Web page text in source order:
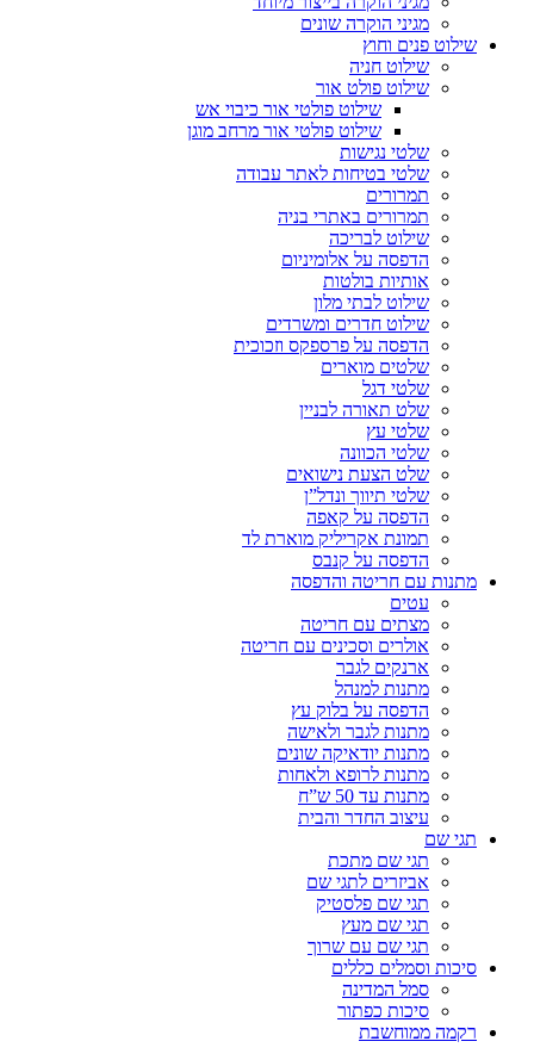
מגיני הוקרה שונים
שילוט פנים וחוץ
שילוט חניה
שילוט פולט אור
שילוט פולטי אור כיבוי אש
שילוט פולטי אור מרחב מוגן
שלטי נגישות
שלטי בטיחות לאתר עבודה
תמרורים
תמרורים באתרי בניה
שילוט לבריכה
הדפסה על אלומיניום
אותיות בולטות
שילוט לבתי מלון
שילוט חדרים ומשרדים
הדפסה על פרספקס וזכוכית
שלטים מוארים
שלטי דגל
שלט תאורה לבניין
שלטי עץ
שלטי הכוונה
שלט הצעת נישואים
שלטי תיווך ונדל”ן
הדפסה על קאפה
תמונת אקריליק מוארת לד
הדפסה על קנבס
מתנות עם חריטה והדפסה
עטים
מצתים עם חריטה
אולרים וסכינים עם חריטה
ארנקים לגבר
מתנות למנהל
הדפסה על בלוק עץ
מתנות לגבר ולאישה
מתנות יודאיקה שונים
מתנות לרופא ולאחות
מתנות עד 50 ש”ח
עיצוב החדר והבית
תגי שם
תגי שם מתכת
אביזרים לתגי שם
תגי שם פלסטיק
תגי שם מעץ
תגי שם עם שרוך
סיכות וסמלים כללים
סמל המדינה
סיכות כפתור
רקמה ממוחשבת